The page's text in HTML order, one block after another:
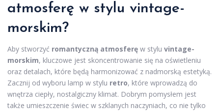
atmosferę w stylu vintage-
morskim?
Aby stworzyć romantyczną atmosferę w stylu vintage-
morskim, kluczowe jest skoncentrowanie się na oświetleniu
oraz detalach, które będą harmonizować z nadmorską estetyką.
Zacznij od wyboru lamp w stylu retro, które wprowadzą do
wnętrza ciepły, nostalgiczny klimat. Dobrym pomysłem jest
także umieszczenie świec w szklanych naczyniach, co nie tylko